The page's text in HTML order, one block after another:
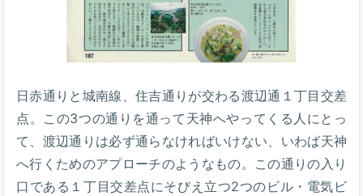
日赤通りと城南線、住吉通りが交わる渡辺通１丁目交差
点。この3つの通りを通って天神へやってくる人にとっ
て、渡辺通りは必ず通らなければいけない、いわば天神
へ行くためのアプローチのようなもの。この通りの入り
口である１丁目交差点にそびえ立つ2つのビル・電気ビ